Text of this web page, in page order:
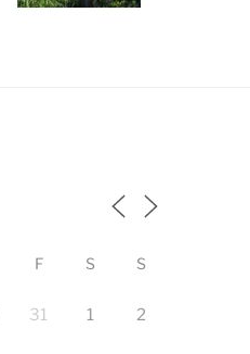
F S S
31 1 2